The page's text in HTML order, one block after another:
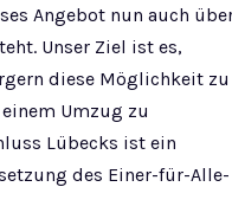
Angebot nun auch
Unser Ziel ist es,
diese Möglichkeit zu
Umzug zu
Lübecks ist ein
des Einer-für-Alle-